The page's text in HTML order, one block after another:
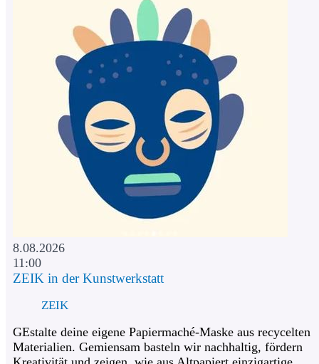
8.08.2026
11:00
ZEIK in der Kunstwerkstatt
ZEIK
GEstalte deine eigene Papiermaché-Maske aus recycelten
Materialien. Gemiensam basteln wir nachhaltig, fördern